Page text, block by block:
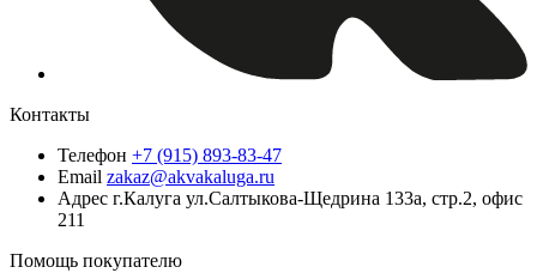
Контакты
Телефон +7 (915) 893-83-47
Email zakaz@akvakaluga.ru
Адрес г.Калуга ул.Салтыкова-Щедрина 133а, стр.2, офис
211
Помощь покупателю